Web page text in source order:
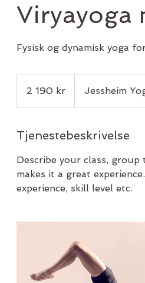
Viryayoga
Fysisk og dynamisk yoga
kroner2 190 kr Jessheim
Tjenestebeskrivelse
Describe your class,
makes it a great
experience, skill level etc.